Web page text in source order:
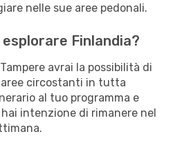
nelle sue aree pedonali.
Finlandia?
avrai la possibilità di
circostanti in tutta
al tuo programma e
intenzione di rimanere nel